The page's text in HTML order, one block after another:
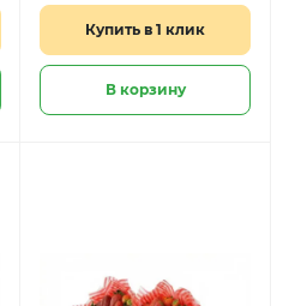
Купить в 1 клик
В корзину